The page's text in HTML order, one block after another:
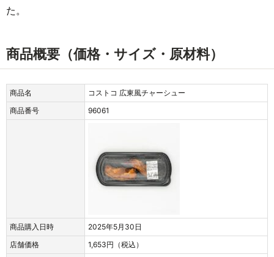
た。
商品概要（価格・サイズ・原材料）
商品名
コストコ 広東風チャーシュー
商品番号
96061
商品購入日時
2025年5月30日
店舗価格
1,653円（税込）